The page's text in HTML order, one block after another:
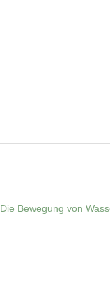
Die Bewegung von